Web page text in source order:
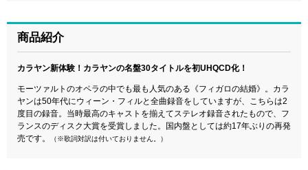
商品紹介
カラヤン新体験！カラヤンの名盤30タイトルを初UHQCD化！
モーツァルトのオペラの中でも最も人気のある《フィガロの結婚》。カラ
ヤンは50年代にウィーン・フィルと全曲録音をしていますが、こちらは2
度目の録音。当時最高のキャストを揃えてステレオ録音されたもので、フ
ランスのディスク大賞を受賞しました。国内盤としては約17年ぶりの再発
売です。
（※歌詞対訳は付いておりません。）